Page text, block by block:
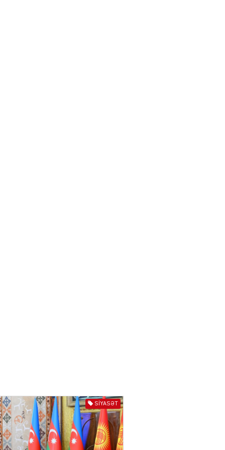
03.08.2026 5905
Türk dünyası və Mərkəzi
Asiya ilə əlaqələri ildən-ilə
SIYASƏT